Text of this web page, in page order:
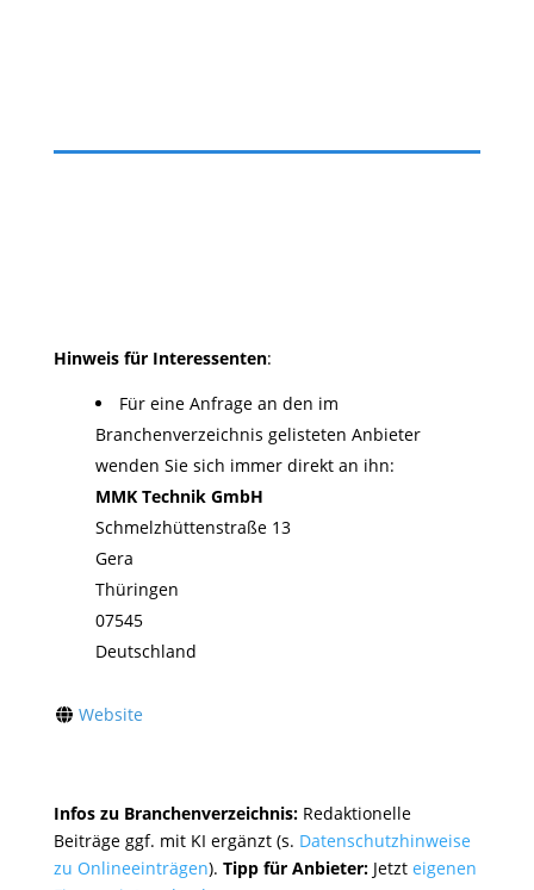
Hinweis für Interessenten:
Für eine Anfrage an den im
Branchenverzeichnis gelisteten Anbieter
wenden Sie sich immer direkt an ihn:
MMK Technik GmbH
Schmelzhüttenstraße 13
Gera
Thüringen
07545
Deutschland
Website
Infos zu Branchenverzeichnis: Redaktionelle
Beiträge ggf. mit KI ergänzt (s. Datenschutzhinweise
zu Onlineeinträgen). Tipp für Anbieter:Jetzt eigenen